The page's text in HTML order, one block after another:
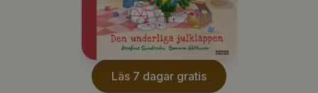
Läs 7 dagar gratis